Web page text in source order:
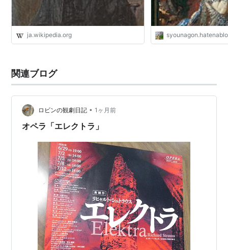
(1912)
《影のない女》 Die Frau ohne Schatten(1919)
《エジプトのヘレナ
》Die ägyptische Helena
《アラベッラ》Arabella (1933)
《無口な女》Die schweigsame Frau(1938)
《平和の日》Fiedenstag (1938)
《ダフネ》Daphne (1938)
1952)
カプリッチョ》Capriccio (1942)
舞台音楽
《ヨゼフ伝説》Josephslegende (1914) バレエ／マ
イム
《町人貴族》Der Bürger als Edelmann (1918) モリ
ja.wikipedia.org
関連ブログ
ロビンの観劇日記 • 1ヶ月前
オペラ「エレクトラ」